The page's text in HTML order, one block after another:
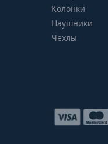
Колонки
Наушники
Чехлы